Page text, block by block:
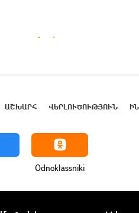
ԱՇԽԱՐՀ ՎԵՐԼՈՒԾՈՒԹՅՈՒՆ
Odnoklassniki